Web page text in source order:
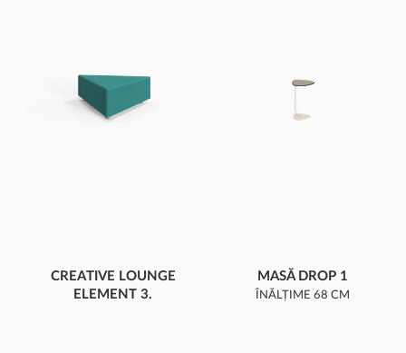
CREATIVE LOUNGE
ELEMENT 3.
MASĂ DROP 1
ÎNĂLȚIME 68 CM